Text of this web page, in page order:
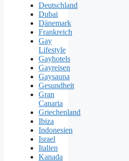
Deutschland
Dubai
Dänemark
Frankreich
Gay
Lifestyle
Gayhotels
Gayreisen
Gaysauna
Gesundheit
Gran
Canaria
Griechenland
Ibiza
Indonesien
Israel
Italien
Kanada